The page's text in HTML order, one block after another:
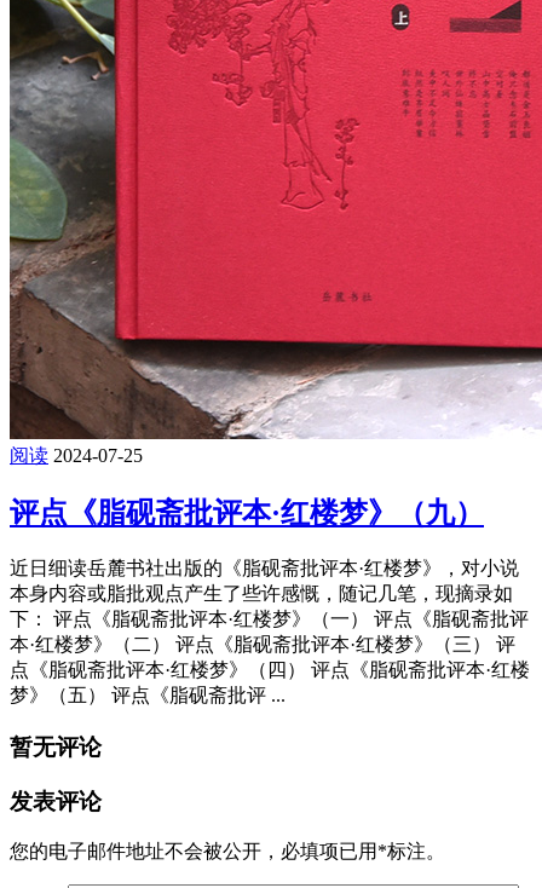
阅读 2024-07-25
评点《脂砚斋批评本·红楼梦》（九）
近日细读岳麓书社出版的《脂砚斋批评本·红楼梦》，对小说
本身内容或脂批观点产生了些许感慨，随记几笔，现摘录如
下： 评点《脂砚斋批评本·红楼梦》（一） 评点《脂砚斋批评
本·红楼梦》（二） 评点《脂砚斋批评本·红楼梦》（三） 评
点《脂砚斋批评本·红楼梦》（四） 评点《脂砚斋批评本·红楼
梦》（五） 评点《脂砚斋批评 ...
暂无评论
发表评论
您的电子邮件地址不会被公开， 必填项已用 *标注。